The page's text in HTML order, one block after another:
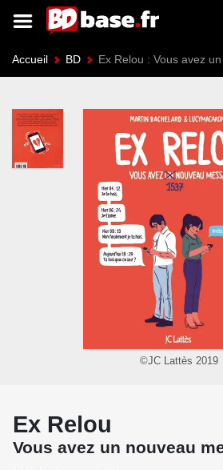
Accueil BD Ex Relou : Vous avez
©JC Lattès 2019
Ex Relou
Vous avez un nouveau